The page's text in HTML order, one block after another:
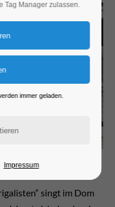
singt im Dom
Tag Manager zulassen.
immer geladen.
Impressum